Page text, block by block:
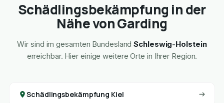
Schädlingsbekämpfung in der
Nähe von Garding
Wir sind im gesamten BundeslandSchleswig-Holstein
erreichbar. Hier einige weitere Orte in Ihrer Region.
Schädlingsbekämpfung Kiel